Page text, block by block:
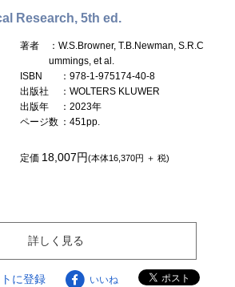
Research, 5th ed.
著者
：W.S.Browner, T.B.Newman, S.R.C
ummings, et al.
ISBN
：978-1-975174-40-8
出版社
：WOLTERS KLUWER
出版年
：2023年
ページ数 ：451pp.
定価 18,007円(本体16,370円 ＋ 税)
詳しく見る
に登録 いいね